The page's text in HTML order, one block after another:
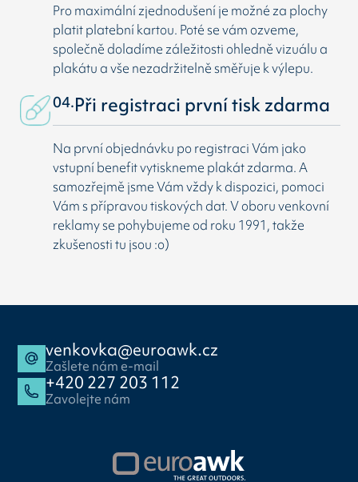
Pro maximální zjednodušení je možné za plochy
platit platební kartou. Poté se vám ozveme,
společně doladíme záležitosti ohledně vizuálu a
plakátu a vše nezadržitelně směřuje k výlepu.
04.Při registraci první tisk zdarma
Na první objednávku po registraci Vám jako
vstupní benefit vytiskneme plakát zdarma. A
samozřejmě jsme Vám vždy k dispozici, pomoci
Vám s přípravou tiskových dat. V oboru venkovní
reklamy se pohybujeme od roku 1991, takže
zkušenosti tu jsou :o)
venkovka@euroawk.cz
Zašlete nám e-mail
+420 227 203 112
Zavolejte nám